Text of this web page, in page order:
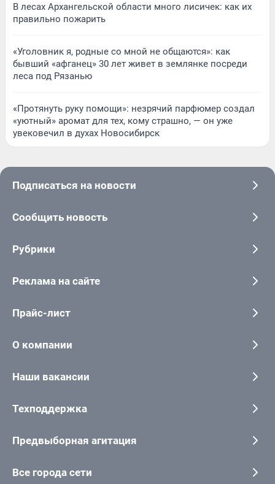
В лесах Архангельской области много лисичек: как их
правильно пожарить
«Уголовник я, родные со мной не общаются»: как
бывший «афганец» 30 лет живет в землянке посреди
леса под Рязанью
«Протянуть руку помощи»: незрячий парфюмер создал
«уютный» аромат для тех, кому страшно, — он уже
увековечил в духах Новосибирск
Подписаться на новости
Сообщить новость
Рубрики
Реклама на сайте
Прайс-лист
О компании
Наши вакансии
Техподдержка
Предвыборная агитация
Все города сети